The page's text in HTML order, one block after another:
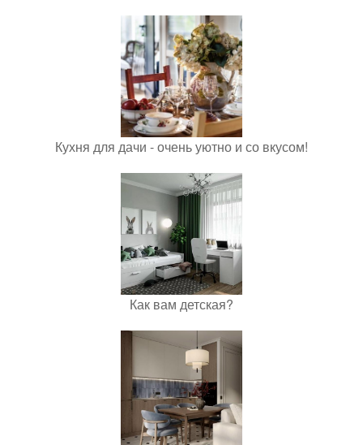
Кухня для дачи - очень уютно и со вкусом!
Как вам детская?